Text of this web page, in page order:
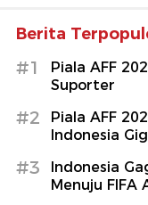
Berita
#1
Piala AFF
Suporter
#2
Piala AFF
Indonesia
#3
Indonesia
Menuju FIFA